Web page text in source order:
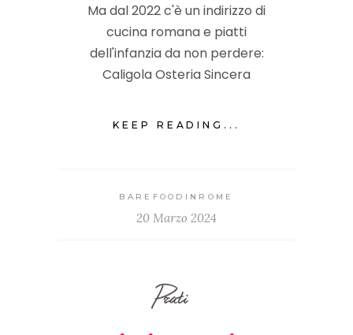
Ma dal 2022 c'è un indirizzo di
cucina romana e piatti
dell'infanzia da non perdere:
Caligola Osteria Sincera
KEEP READING...
BAREFOODINROME
20 Marzo 2024
Prati